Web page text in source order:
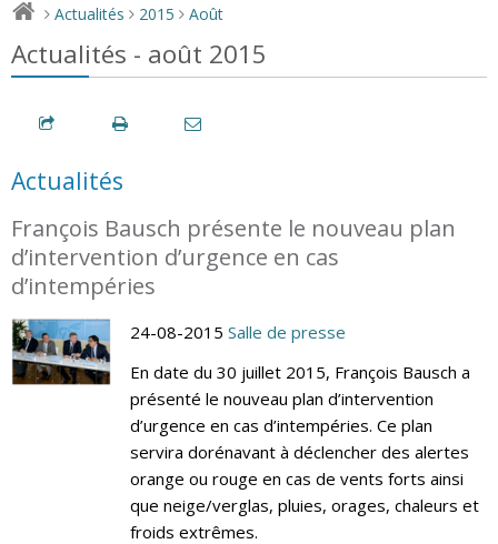
> Actualités > 2015 > Août
Actualités - août 2015
Actualités
François Bausch présente le nouveau plan
d’intervention d’urgence en cas
d’intempéries
24-08-2015 Salle de presse
En date du 30 juillet 2015, François Bausch a
présenté le nouveau plan d’intervention
d’urgence en cas d’intempéries. Ce plan
servira dorénavant à déclencher des alertes
orange ou rouge en cas de vents forts ainsi
que neige/verglas, pluies, orages, chaleurs et
froids extrêmes.